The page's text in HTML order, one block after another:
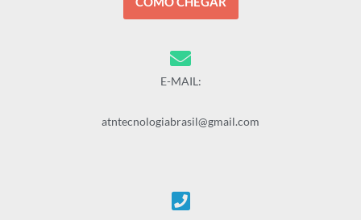
E-MAIL:
atntecnologiabrasil@gmail.com